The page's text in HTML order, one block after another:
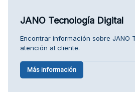
JANO Tecnología Digital
Encontrar información sobre JANO
atención al cliente.
Más información